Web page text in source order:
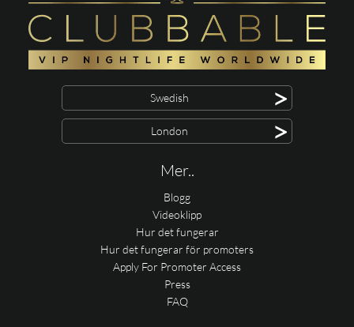
Swedish >
London >
Mer..
Blogg
Videoklipp
Hur det fungerar
Hur det fungerar för promoters
Apply For Promoter Access
Press
FAQ